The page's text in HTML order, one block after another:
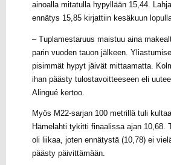
ainoalla mitatulla hypyllään 15,44.
ennätys 15,85 kirjattiin kesäkuun
– Tuplamestaruus maistuu aina
parin vuoden tauon jälkeen.
pisimmät hypyt jäivät mittaamatta.
ihan päästy tulostavoitteeseen eli
Alingué kertoo.
Myös M22-sarjan 100 metrillä tuli
Hämelahti tykitti finaalissa ajan 10,68.
oli liikaa, joten ennätystä (10,78) ei
päästy päivittämään.